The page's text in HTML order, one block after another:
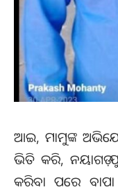
ଆଇ, ମାମୁଙ୍କ
ଭିତି କରି, ନୟାଗଡ଼
କରିବା ପରେ